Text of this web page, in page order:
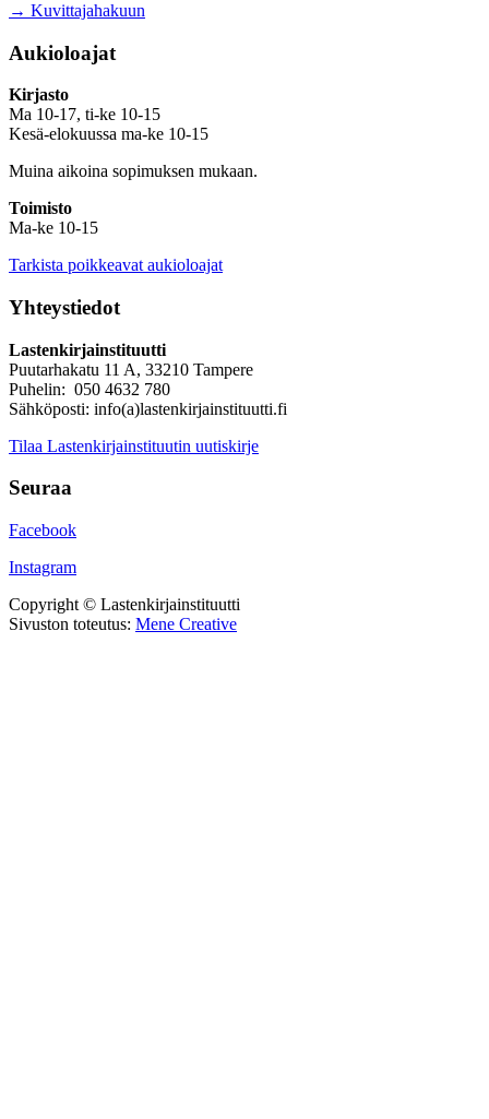
→ Kuvittajahakuun
Aukioloajat
Kirjasto
Ma 10-17, ti-ke 10-15
Kesä-elokuussa ma-ke 10-15
Muina aikoina sopimuksen mukaan.
Toimisto
Ma-ke 10-15
Tarkista poikkeavat aukioloajat
Yhteystiedot
Lastenkirjainstituutti
Puutarhakatu 11 A, 33210 Tampere
Puhelin: 050 4632 780
Sähköposti: info(a)lastenkirjainstituutti.fi
Tilaa Lastenkirjainstituutin uutiskirje
Seuraa
Facebook
Instagram
Copyright © Lastenkirjainstituutti
Sivuston toteutus: Mene Creative